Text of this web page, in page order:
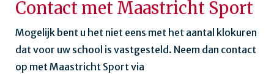
Contact met Maastricht Sport
Mogelijk bent u het niet eens met het aantal klokuren
dat voor uw school is vastgesteld. Neem dan contact
op met Maastricht Sport via